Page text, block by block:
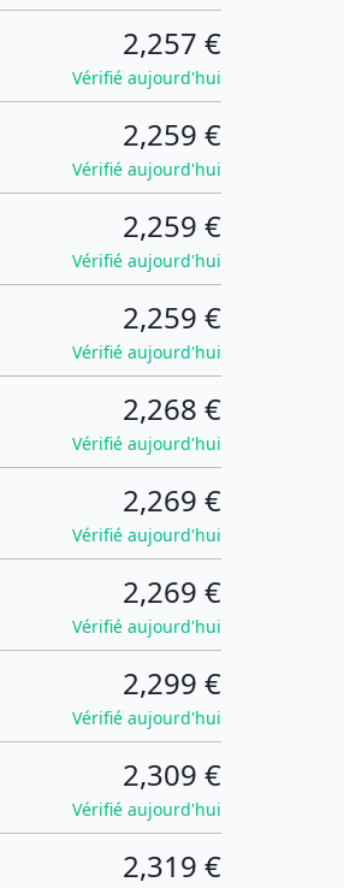
2,257 €
Vérifié aujourd'hui
2,259 €
Vérifié aujourd'hui
2,259 €
Vérifié aujourd'hui
2,259 €
Vérifié aujourd'hui
2,268 €
Vérifié aujourd'hui
2,269 €
Vérifié aujourd'hui
2,269 €
Vérifié aujourd'hui
2,299 €
Vérifié aujourd'hui
2,309 €
Vérifié aujourd'hui
2,319 €